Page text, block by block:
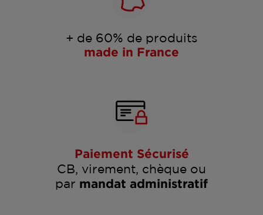
+ de 60% de produits
made in France
Paiement Sécurisé
CB, virement, chèque ou
par mandat administratif